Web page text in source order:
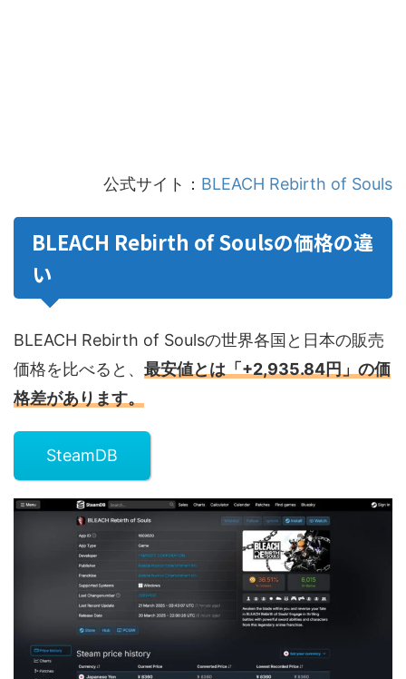
公式サイト： BLEACH Rebirth of Souls
BLEACH Rebirth of Soulsの価格の違
い
BLEACH Rebirth of Soulsの世界各国と日本の販売
価格を比べると、 最安値とは「+2,935.84円」の価
格差があります。
SteamDB